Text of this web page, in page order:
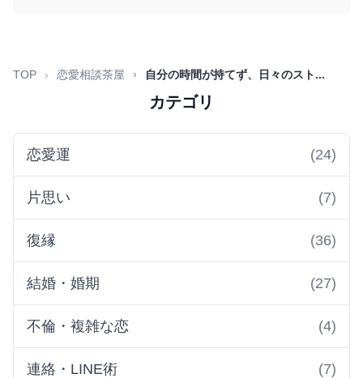
TOP 恋愛相談茶屋 自分の時間が持てず、日々のスト...
カテゴリ
恋愛運 (24)
片思い (7)
復縁 (36)
結婚・婚期 (27)
不倫・複雑な恋 (4)
連絡・LINE術 (7)